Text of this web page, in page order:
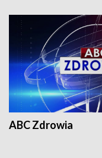
ABC Zdrowia